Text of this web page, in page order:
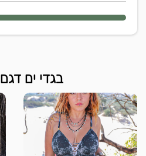
בגדי ים דגם DELI